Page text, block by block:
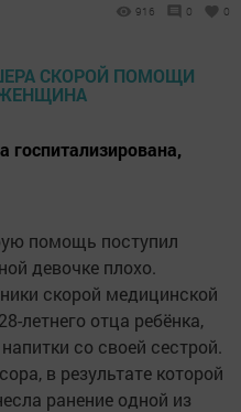
916 0 0
помощь поступил
девочке плохо.
скорой медицинской
летнего отца ребёнка,
со своей сестрой.
в результате которой
ранение одной из